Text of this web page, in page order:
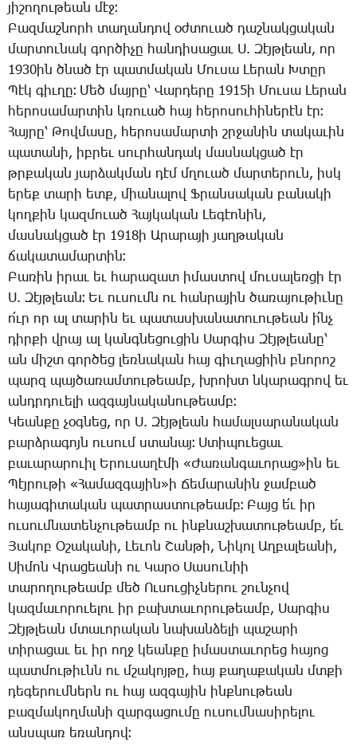
յի­շո­ղու­թեան մէջ։
­Բազ­մաշ­նորհ տա­ղան­դով օժ­տո­ւած դաշ­նակ­ցա­կան
մարտունակ գոր­ծի­չը հան­դի­սա­ցաւ Ս. ­Զէյթ­լեան, որ
1930ին ծնած էր պատ­մա­կան ­Մու­սա ­Լե­րան Խ­տըր
­Պէկ գիւ­ղը։ ­Մեծ մայ­րը՝ ­Վար­դե­րը 1915ի ­Մու­սա ­Լե­րան
հե­րո­սա­մար­տին կռո­ւած հայ հե­րո­սու­հի­նե­րէն էր։
­Հայ­րը՝ ­Թով­մա­սը, հե­րո­սա­մար­տի շրջա­նին տա­կա­ւին
պա­տա­նի, իբ­րեւ սուր­հան­դակ մաս­նակ­ցած էր
թրքա­կան յար­ձակ­ման դէմ մղո­ւած մար­տե­րուն, իսկ
ե­րեք տա­րի ետք, միա­նա­լով Ֆ­րան­սա­կան բա­նա­կի
կող­քին կազ­մո­ւած ­Հայ­կա­կան ­Լե­գէո­նին,
մաս­նակ­ցած էր 1918ի Ա­րա­րա­յի յաղ­թա­կան
ճա­կա­տա­մար­տին։
­Բա­ռին ի­րաւ եւ հա­րա­զատ ի­մաս­տով մու­սա­լեռ­ցի էր
Ս. ­Զէյթ­լեան։ Եւ ու­սումն ու հան­րա­յին ծա­ռա­յու­թիւ­նը
ո՛ւր որ ալ տա­րին եւ պա­տաս­խա­նա­տո­ւու­թեան ի՛նչ
դիր­քի վրայ ալ կանգ­նե­ցու­ցին ­Սար­գիս ­Զէյթ­լեա­նը՝
ան միշտ գոր­ծեց լեռ­նա­կան հայ գիւ­ղա­ցիին բնո­րոշ
պարզ պայ­ծա­ռամ­տու­թեամբ, խրոխտ նկա­րագ­րով եւ
անդր­դո­ւե­լի ազ­գայ­նա­կա­նու­թեամբ։
­Կեան­քը չօգ­նեց, որ Ս. ­Զէյթ­լեան հա­մալ­սա­րա­նա­կան
բարձ­րա­գոյն ու­սում ստա­նայ։ Ս­տի­պո­ւե­ցաւ
բա­ւա­րա­րո­ւիլ Ե­րու­սա­ղէ­մի «­Ժա­ռան­գա­ւո­րաց»ին եւ
­Պէյ­րու­թի «­Հա­մազ­գա­յին»ի ­Ճե­մա­րա­նին ջամ­բած
հա­յա­գի­տա­կան պատ­րաս­տու­թեամբ։ ­Բայց ե՛ւ իր
ու­սում­նա­տեն­չու­թեամբ ու ինք­նաշ­խա­տու­թեամբ, ե՛ւ
­Յա­կոբ Օ­շա­կա­նի, ­Լե­ւոն ­Շան­թի, ­Նի­կոլ Աղ­բա­լեա­նի,
­Սի­մոն Վ­րա­ցեա­նի ու ­Կա­րօ ­Սա­սու­նիի
տա­րո­ղու­թեամբ մեծ Ու­սու­ցիչ­նե­րու շուն­չով
կազ­մա­ւո­րո­ւե­լու իր բախ­տա­ւո­րու­թեամբ, ­Սար­գիս
­Զէյթ­լեան մտա­ւո­րա­կան նա­խան­ձե­լի պա­շա­րի
տի­րա­ցաւ եւ իր ողջ կեան­քը ի­մաս­տա­ւո­րեց հա­յոց
պատ­մու­թիւնն ու մշա­կոյ­թը, հայ քա­ղա­քա­կան մտքի
դե­գե­րում­ներն ու հայ ազ­գա­յին ինք­նու­թեան
բազ­մա­կող­մա­նի զար­գա­ցու­մը ու­սում­նա­սի­րե­լու
անս­պառ ե­ռան­դով։